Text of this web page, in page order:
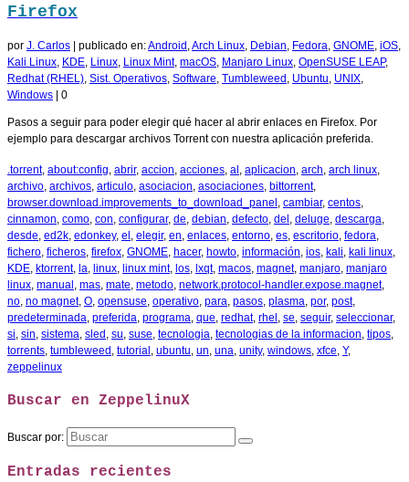
Firefox
por J. Carlos publicado en:Android ,Arch Linux, Debian, Fedora, GNOME, iOS,
Kali Linux, KDE, Linux, Linux Mint, macOS, Manjaro Linux, OpenSUSE LEAP,
Redhat (RHEL), Sist. Operativos, Software, Tumbleweed , Ubuntu, UNIX,
Windows
0
Pasos a seguir para poder elegir qué hacer al abrir enlaces en Firefox. Por
ejemplo para descargar archivos Torrent con nuestra aplicación preferida.
.torrent, about:config, abrir, accion, acciones, al , aplicacion, arch, arch linux,
archivo, archivos, articulo, asociacion, asociaciones, bittorrent,
browser.download.improvements_to_download_panel , cambiar, centos,
cinnamon, como, con, configurar, de, debian, defecto, del , deluge, descarga,
desde, ed2k, edonkey, el , elegir, en, enlaces, entorno, es, escritorio, fedora,
fichero, ficheros, firefox, GNOME, hacer, howto, información, ios, kali, kali linux,
KDE, ktorrent, la, linux, linux mint, los, lxqt, macos, magnet, manjaro, manjaro
linux, manual , mas, mate, metodo, network.protocol-handler.expose.magnet,
no, no magnet, O, opensuse, operativo, para, pasos, plasma, por, post,
predeterminada, preferida, programa, que, redhat, rhel , se, seguir, seleccionar,
si, sin, sistema, sled , su, suse, tecnologia, tecnologias de la informacion, tipos,
torrents, tumbleweed , tutorial , ubuntu, un, una, unity, windows, xfce, Y,
zeppelinux
Buscar en ZeppelinuX
Buscar por:
Entradas recientes